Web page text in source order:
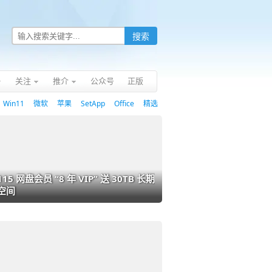
关注 推介 公众号 正版
Win11 微软 苹果 SetApp Office 精选
网盘会员 “8 年 VIP” 送 30TB 长期
间